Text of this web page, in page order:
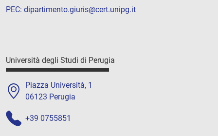
PEC: dipartimento.giuris@cert.unipg.it
Università degli Studi di Perugia
Piazza Università, 1
06123 Perugia
+39 0755851